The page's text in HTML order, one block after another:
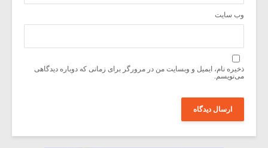
وب‌ سایت
ذخیره نام، ایمیل و وبسایت من در مرورگر برای زمانی که دوباره دیدگاهی
می‌نویسم.